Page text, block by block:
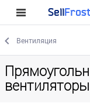
Sell
Вентиляция
вентиляторы